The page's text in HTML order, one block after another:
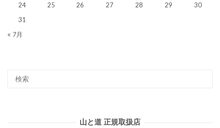
24 25 26 27 28 29
30
31
« 7月
山と道 正規取扱店